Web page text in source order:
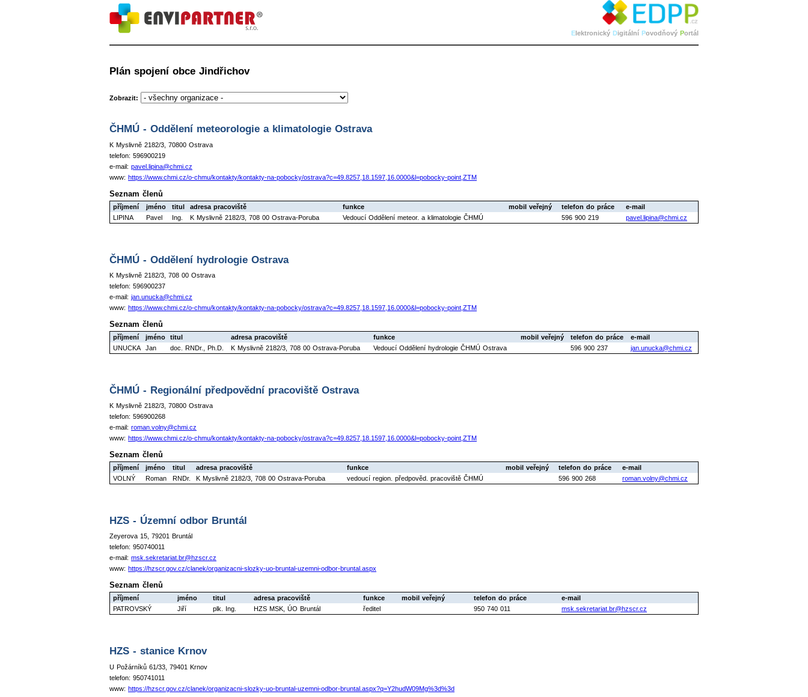
Elektronický Digitální Povodňový Portál
Plán spojení obce Jindřichov
Zobrazit:
ČHMÚ - Oddělení meteorologie a klimatologie Ostrava
K Myslivně 2182/3, 70800 Ostrava
telefon: 596900219
e-mail: pavel.lipina@chmi.cz
www: https://www.chmi.cz/o-chmu/kontakty/kontakty-na-pobocky/ostrava?c=49.8257,18.1597,16.0000&l=pobocky-point,ZTM
Seznam členů
příjmení jméno titul adresa pracoviště funkce mobil veřejný telefon do práce
e-mail
LIPINA
Pavel Ing. K Myslivně 2182/3, 708 00 Ostrava-Poruba Vedoucí Oddělení meteor. a klimatologie ČHMÚ 596 900 219 pavel.lipina@chmi.cz
ČHMÚ - Oddělení hydrologie Ostrava
K Myslivně 2182/3, 708 00 Ostrava
telefon: 596900237
e-mail: jan.unucka@chmi.cz
www: https://www.chmi.cz/o-chmu/kontakty/kontakty-na-pobocky/ostrava?c=49.8257,18.1597,16.0000&l=pobocky-point,ZTM
Seznam členů
příjmení jméno titul adresa pracoviště funkce mobil veřejný telefon do práce
e-mail
UNUCKA
Jan doc. RNDr., Ph.D. K Myslivně 2182/3, 708 00 Ostrava-Poruba Vedoucí Oddělení hydrologie ČHMÚ Ostrava 596 900 237 jan.unucka@chmi.cz
ČHMÚ - Regionální předpovědní pracoviště Ostrava
K Myslivně 2182/3, 70800 Ostrava
telefon: 596900268
e-mail: roman.volny@chmi.cz
www: https://www.chmi.cz/o-chmu/kontakty/kontakty-na-pobocky/ostrava?c=49.8257,18.1597,16.0000&l=pobocky-point,ZTM
Seznam členů
příjmení jméno titul adresa pracoviště funkce mobil veřejný telefon do práce
e-mail
VOLNÝ
Roman RNDr. K Myslivně 2182/3, 708 00 Ostrava-Poruba vedoucí region. předpověd. pracoviště ČHMÚ 596 900 268 roman.volny@chmi.cz
HZS - Územní odbor Bruntál
Zeyerova 15, 79201 Bruntál
telefon: 950740011
e-mail: msk.sekretariat.br@hzscr.cz
www: https://hzscr.gov.cz/clanek/organizacni-slozky-uo-bruntal-uzemni-odbor-bruntal.aspx
Seznam členů
příjmení jméno titul adresa pracoviště funkce mobil veřejný telefon do práce
e-mail
PATROVSKÝ
Jiří plk. Ing. HZS MSK, ÚO Bruntál ředitel 950 740 011 msk.sekretariat.br@hzscr.cz
HZS - stanice Krnov
U Požárníků 61/33, 79401 Krnov
telefon: 950741011
www: https://hzscr.gov.cz/clanek/organizacni-slozky-uo-bruntal-uzemni-odbor-bruntal.aspx?q=Y2hudW09Mg%3d%3d